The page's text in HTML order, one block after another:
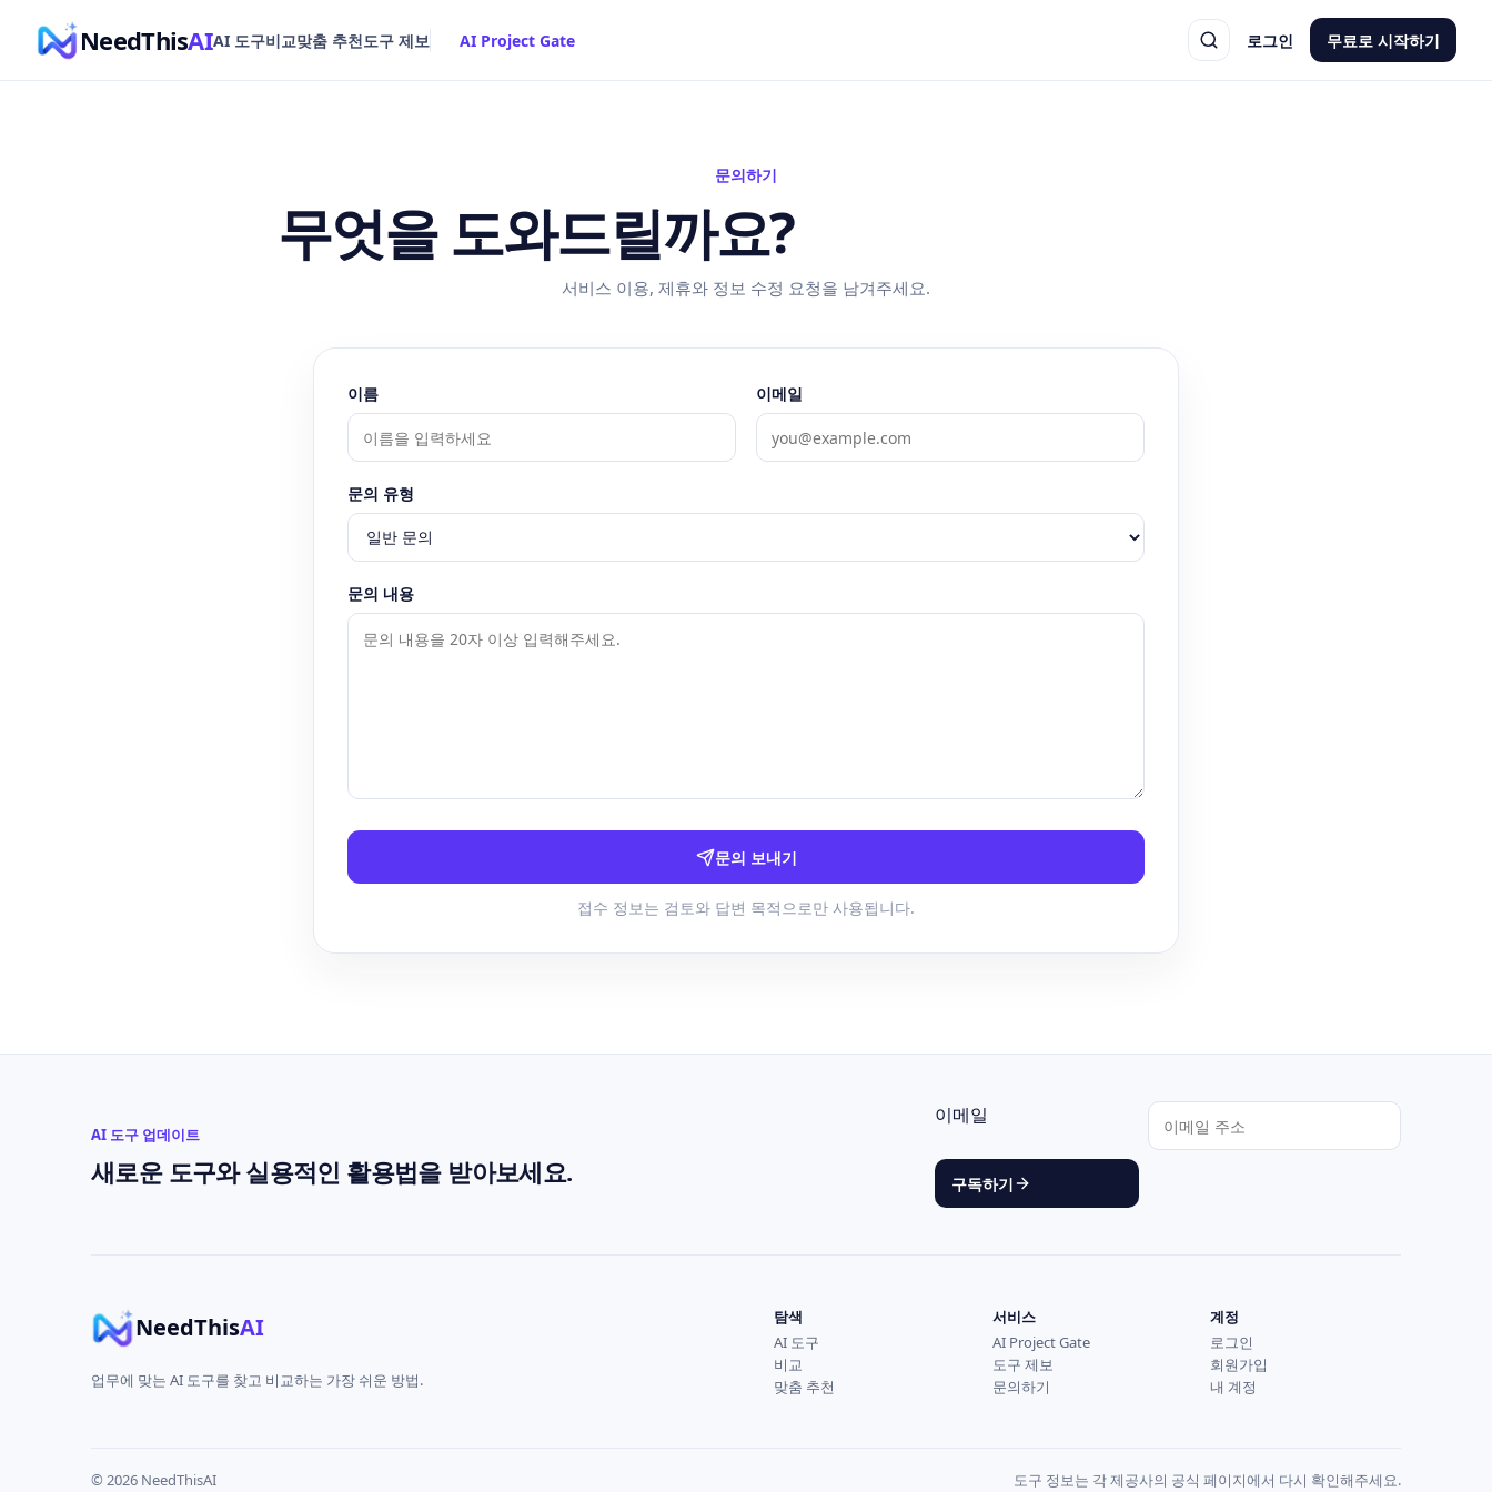
NeedThisAIAI 도구비교맞춤 추천도구 제보 AI Project Gate 로그인 무료로 시작하기
문의하기
무엇을 도와드릴까요?
서비스 이용, 제휴와 정보 수정 요청을 남겨주세요.
이름 이메일
문의 유형
문의 내용
문의 보내기
접수 정보는 검토와 답변 목적으로만 사용됩니다.
AI 도구 업데이트
새로운 도구와 실용적인 활용법을 받아보세요.
이메일
구독하기
NeedThisAI
업무에 맞는 AI 도구를 찾고 비교하는 가장 쉬운 방법.
탐색
AI 도구
비교
맞춤 추천
서비스
AI Project Gate
도구 제보
문의하기
계정
로그인
회원가입
내 계정
© 2026 NeedThisAI 도구 정보는 각 제공사의 공식 페이지에서 다시 확인해주세요.